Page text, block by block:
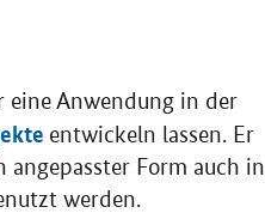
eine Anwendung in der
entwickeln lassen. Er
Form auch in
werden.